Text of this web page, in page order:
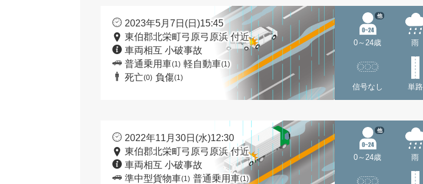
2023年5月7日(日)15:45
東伯郡北栄町弓原弓原浜 付近
車両相互 小破事故
普通乗用車(1) 軽自動車(1)
死亡(0) 負傷(1)
0～24歳
他
雨
信号なし 単路
2022年11月30日(水)12:30
東伯郡北栄町弓原弓原浜 付近
車両相互 小破事故
準中型貨物車(1) 普通乗用車(1)
0～24歳
他
雨